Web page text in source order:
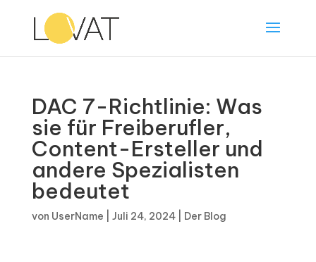
DAC 7-Richtlinie: Was
sie für Freiberufler,
Content-Ersteller und
andere Spezialisten
bedeutet
von UserName Juli 24, 2024| Der Blog